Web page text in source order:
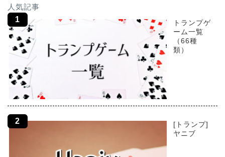
人気記事
トランプゲ
ーム一覧
（66種
類）
[トランプ]
ヤニブ